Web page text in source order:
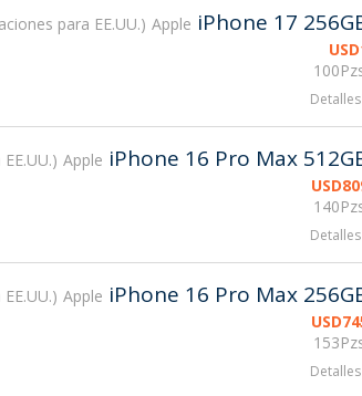
para EE.UU. Apple iPhone 17
USD
Detalles
Apple iPhone 16 Pro Max
USD
Detalles
Apple iPhone 16 Pro Max
USD
Detalles